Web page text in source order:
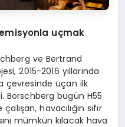
uçmak
ve Bertrand
2015-2016 yıllarında
çevresinde uçan ilk
Borschberg bugün H55
havacılığın sıfır
mümkün kılacak hava